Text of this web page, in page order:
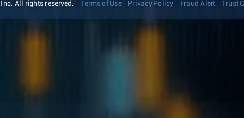
All rights reserved. Terms of Use Privacy Policy Fraud Alert Trust